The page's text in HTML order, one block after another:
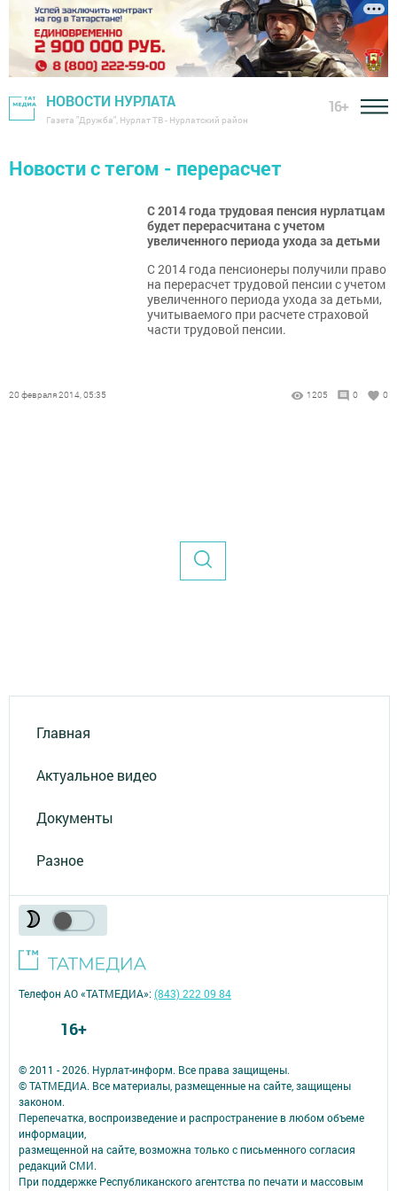
НОВОСТИ НУРЛАТА
Газета "Дружба", Нурлат ТВ - Нурлатский район
16+
Новости с тегом - перерасчет
С 2014 года трудовая пенсия нурлатцам
будет перерасчитана с учетом
увеличенного периода ухода за детьми
С 2014 года пенсионеры получили право
на перерасчет трудовой пенсии с учетом
увеличенного периода ухода за детьми,
учитываемого при расчете страховой
части трудовой пенсии.
20 февраля 2014, 05:35 1205 0 0
Главная
Актуальное видео
Документы
Разное
© 2011 - 2026. Нурлат-⁠информ. Все права защищены.
© ТАТМЕДИА. Все материалы, размещенные на сайте, защищены
законом.
Перепечатка, воспроизведение и распространение в любом объеме
информации,
размещенной на сайте, возможна только с письменного согласия
редакций СМИ.
При поддержке Республиканского агентства по печати и массовым
Телефон АО «ТАТМЕДИА»:(843) 222 09 84
16+